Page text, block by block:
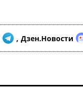
, Дзен.Новости